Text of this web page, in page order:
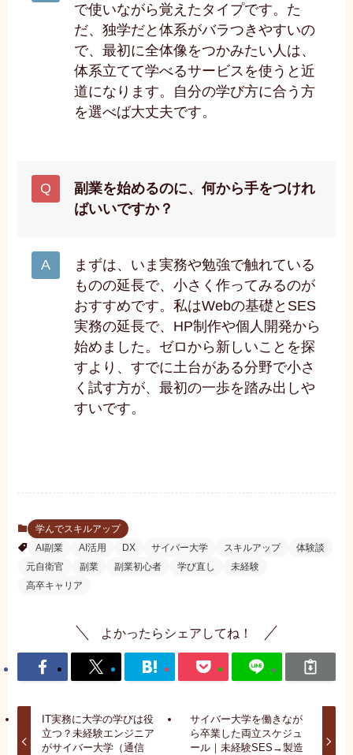
で使いながら覚えたタイプです。た
だ、独学だと体系がバラつきやすいの
で、最初に全体像をつかみたい人は、
体系立てて学べるサービスを使うと近
道になります。自分の学び方に合う方
を選べば大丈夫です。
副業を始めるのに、何から手をつけれ
ばいいですか？
まずは、いま実務や勉強で触れている
ものの延長で、小さく作ってみるのが
おすすめです。私はWebの基礎とSES
実務の延長で、HP制作や個人開発から
始めました。ゼロから新しいことを探
すより、すでに土台がある分野で小さ
く試す方が、最初の一歩を踏み出しや
すいです。
学んでスキルアップ
AI副業
AI活用 DX サイバー大学 スキルアップ
体験談
元自衛官
副業 副業初心者 学び直し
未経験
高卒キャリア
よかったらシェアしてね！
IT実務に大学の学びは役
立つ？未経験エンジニア
がサイバー大学（通信
サイバー大学を働きなが
ら卒業した両立スケジュ
ール｜未経験SES→製造